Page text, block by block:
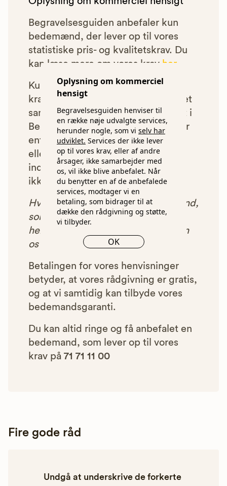
Oplysning om kommerciel
hensigt
Begravelsesguiden henviser til
en række nøje udvalgte services,
herunder nogle, som vi selv har
udviklet. Services der ikke lever
op til vores krav, eller af andre
årsager, ikke samarbejder med
os, vil ikke blive anbefalet. Når
du benytter en af de anbefalede
services, modtager vi en
betaling, som bidrager til at
dække den rådgivning og støtte,
vi tilbyder.
OK
Begravelsesguiden anbefaler kun
bedemænd, der lever op til vores
statistiske pris- og kvalitetskrav. Du
kan læse mere om vores krav her.
Kun bedemænd der lever op til
kravene har mulighed for at indgå et
samarbejde med os om at blive vist i
Begravelsesguiden. Bedemænd der
enten ikke lever op til vores krav,
eller som af andre årsager ikke har
indgået et samarbejde med os, vil
ikke blive vist i vores anbefalinger.
Hver gang du benytter en bedemand,
som vi har godkendt, anbefalet og
henvist dig til, betaler bedemanden
os et beløb for denne henvisning.
Betalingen for vores henvisninger
betyder, at vores rådgivning er gratis,
og at vi samtidig kan tilbyde vores
bedemandsgaranti.
Du kan altid ringe og få anbefalet en
bedemand, som lever op til vores
krav på 71 71 11 00
Fire gode råd
Undgå at underskrive de forkerte